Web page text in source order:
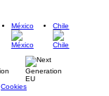
México Chile
Cookies